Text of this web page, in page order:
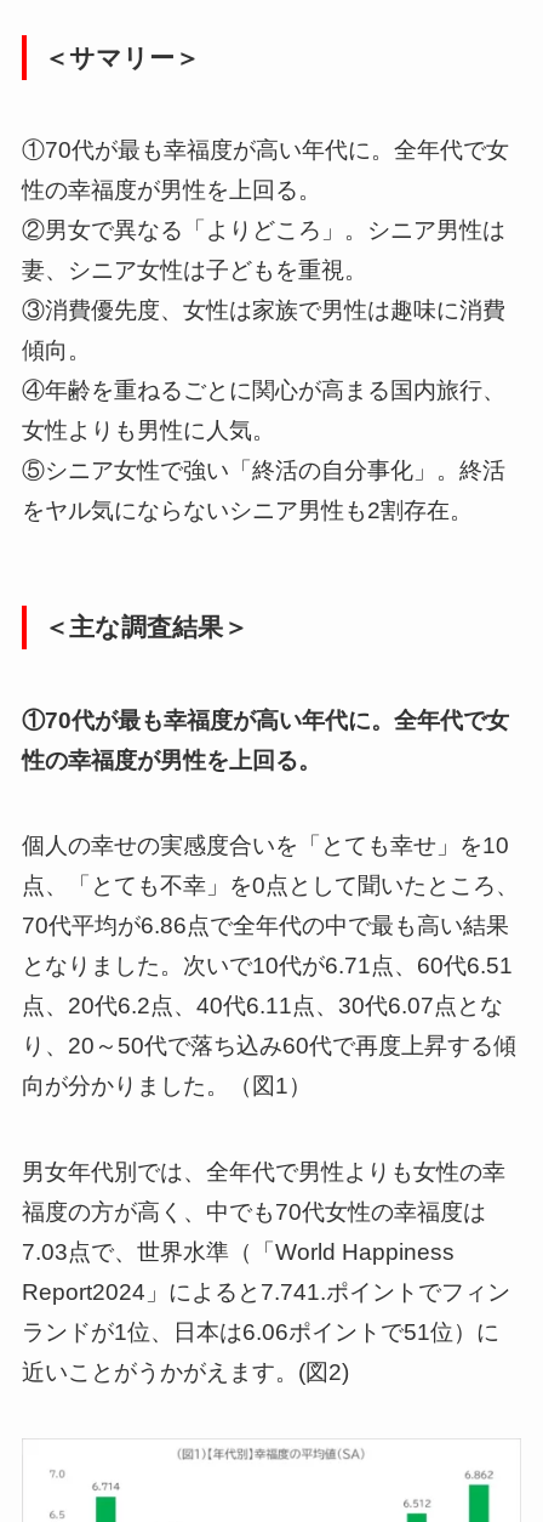
＜サマリー＞
①70代が最も幸福度が高い年代に。全年代で女
性の幸福度が男性を上回る。
②男女で異なる「よりどころ」。シニア男性は
妻、シニア女性は子どもを重視。
③消費優先度、女性は家族で男性は趣味に消費
傾向。
④年齢を重ねるごとに関心が高まる国内旅行、
女性よりも男性に人気。
⑤シニア女性で強い「終活の自分事化」。終活
をヤル気にならないシニア男性も2割存在。
＜主な調査結果＞
①70代が最も幸福度が高い年代に。全年代で女
性の幸福度が男性を上回る。
個人の幸せの実感度合いを「とても幸せ」を10
点、「とても不幸」を0点として聞いたところ、
70代平均が6.86点で全年代の中で最も高い結果
となりました。次いで10代が6.71点、60代6.51
点、20代6.2点、40代6.11点、30代6.07点とな
り、20～50代で落ち込み60代で再度上昇する傾
向が分かりました。（図1）
男女年代別では、全年代で男性よりも女性の幸
福度の方が高く、中でも70代女性の幸福度は
7.03点で、世界水準（「World Happiness
Report2024」によると7.741.ポイントでフィン
ランドが1位、日本は6.06ポイントで51位）に
近いことがうかがえます。(図2)